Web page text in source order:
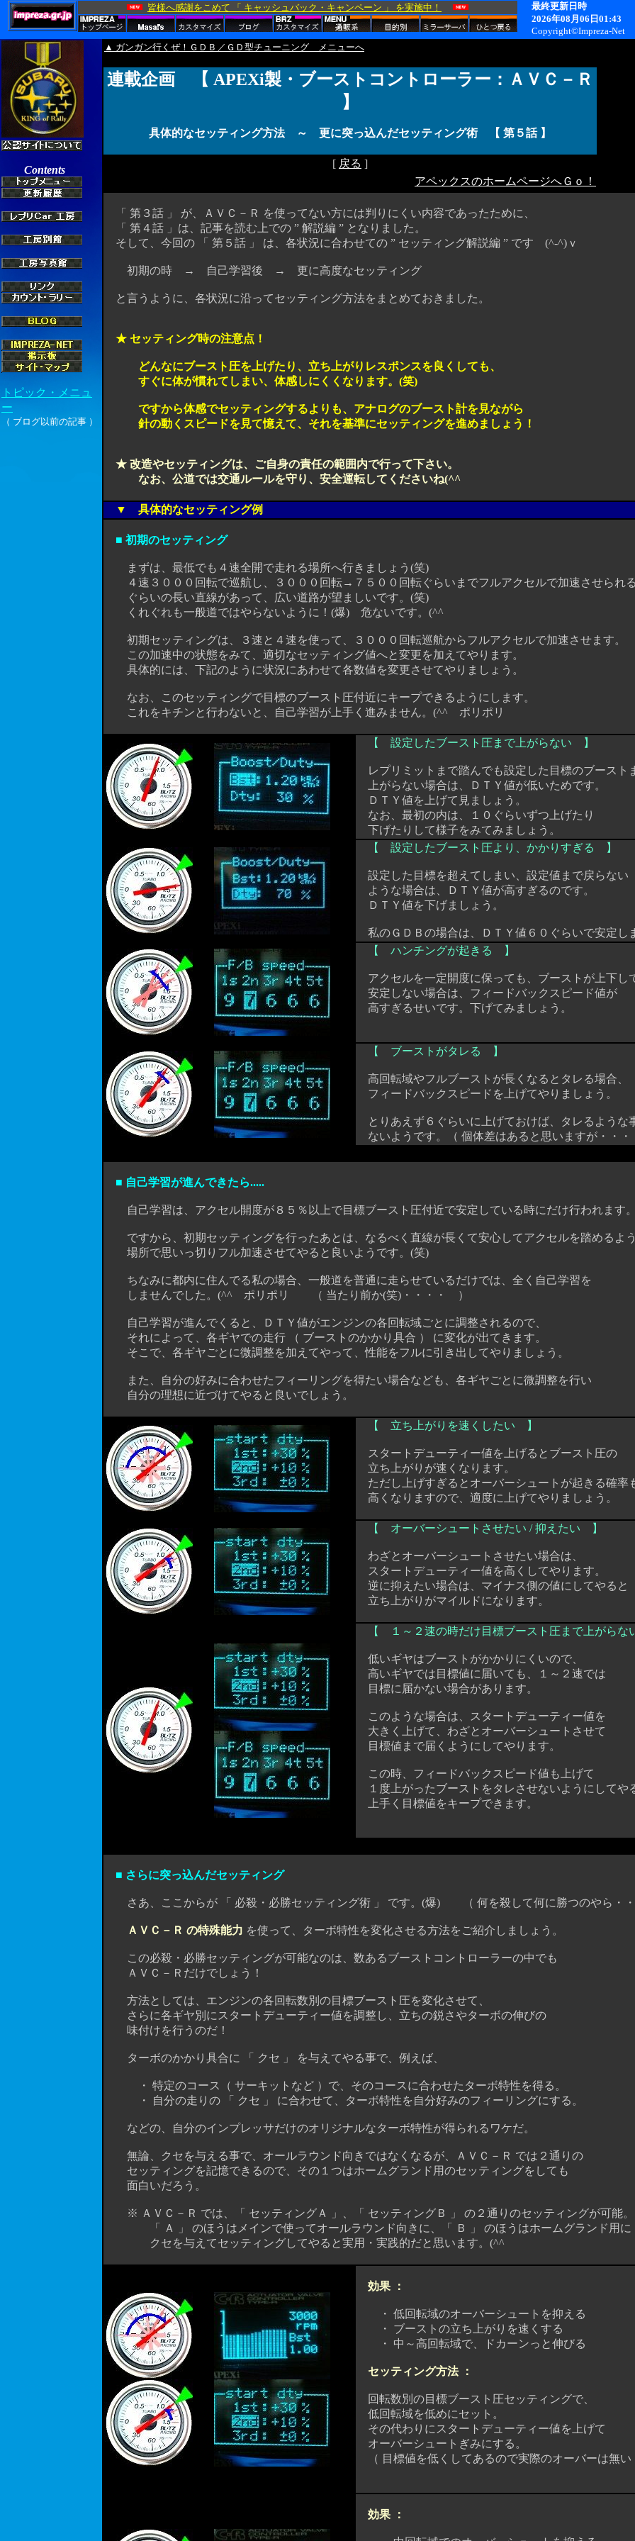
▲ ガンガン行くぜ！ＧＤＢ／ＧＤ型チューニング メニューへ
連載企画 【 APEXi製・ブーストコントローラー：ＡＶＣ－Ｒ
】
具体的なセッティング方法 ～ 更に突っ込んだセッティング術 【 第５話 】
[ 戻る ]
アペックスのホームページへＧｏ！
「 第３話 」 が、ＡＶＣ－Ｒ を使ってない方には判りにくい内容であったために、
「 第４話 」は、記事を読む上での ” 解説編 ” となりました。
そして、今回の 「 第５話 」 は、各状況に合わせての ” セッティング解説編 ” です (^-^)ｖ
初期の時 → 自己学習後 → 更に高度なセッティング
と言うように、各状況に沿ってセッティング方法をまとめておきました。
★ セッティング時の注意点！
どんなにブースト圧を上げたり、立ち上がりレスポンスを良くしても、
すぐに体が慣れてしまい、体感しにくくなります。(笑)
ですから体感でセッティングするよりも、アナログのブースト計を見ながら
針の動くスピードを見て憶えて、それを基準にセッティングを進めましょう！
★ 改造やセッティングは、ご自身の責任の範囲内で行って下さい。
なお、公道では交通ルールを守り、安全運転してくださいね(^^ゞ
▼ 具体的なセッティング例
■ 初期のセッティング
まずは、最低でも４速全開で走れる場所へ行きましょう(笑)
４速３０００回転で巡航し、３０００回転→７５００回転ぐらいまでフルアクセルで加速させられ
ぐらいの長い直線があって、広い道路が望ましいです。(笑)
くれぐれも一般道ではやらないように！(爆) 危ないです。(^^ゞ
初期セッティングは、３速と４速を使って、３０００回転巡航からフルアクセルで加速させます。
この加速中の状態をみて、適切なセッティング値へと変更を加えてやります。
具体的には、下記のように状況にあわせて各数値を変更させてやりましょう。
なお、このセッティングで目標のブースト圧付近にキープできるようにします。
これをキチンと行わないと、自己学習が上手く進みません。(^^ゞポリポリ
【 設定したブースト圧まで上がらない 】
レプリミットまで踏んでも設定した目標のブースト
上がらない場合は、ＤＴＹ値が低いためです。
ＤＴＹ値を上げて見ましょう。
なお、最初の内は、１０ぐらいずつ上げたり
下げたりして様子をみてみましょう。
【 設定したブースト圧より、かかりすぎる 】
設定した目標を超えてしまい、設定値まで戻らない
ような場合は、ＤＴＹ値が高すぎるのです。
ＤＴＹ値を下げましょう。
私のＧＤＢの場合は、ＤＴＹ値６０ぐらいで安定し
【 ハンチングが起きる 】
アクセルを一定開度に保っても、ブーストが上下し
安定しない場合は、フィードバックスピード値が
高すぎるせいです。下げてみましょう。
【 ブーストがタレる 】
高回転域やフルブーストが長くなるとタレる場合、
フィードバックスピードを上げてやりましょう。
とりあえず６ぐらいに上げておけば、タレるような
ないようです。（ 個体差はあると思いますが・・・
■ 自己学習が進んできたら.....
自己学習は、アクセル開度が８５％以上で目標ブースト圧付近で安定している時にだけ行われます
ですから、初期セッティングを行ったあとは、なるべく直線が長くて安心してアクセルを踏めるよ
場所で思いっ切りフル加速させてやると良いようです。(笑)
ちなみに都内に住んでる私の場合、一般道を普通に走らせているだけでは、全く自己学習を
しませんでした。(^^ゞポリポリ （ 当たり前か(笑)・・・・ ）
自己学習が進んでくると、ＤＴＹ値がエンジンの各回転域ごとに調整されるので
それによって、各ギヤでの走行 （ ブーストのかかり具合 ） に変化が出てきます。
そこで、各ギヤごとに微調整を加えてやって、性能をフルに引き出してやりましょう。
また、自分の好みに合わせたフィーリングを得たい場合なども、各ギヤごとに微調整を行い
自分の理想に近づけてやると良いでしょう。
【 立ち上がりを速くしたい 】
スタートデューティー値を上げるとブースト圧の
立ち上がりが速くなります。
ただし上げすぎるとオーバーシュートが起きる確率
高くなりますので、適度に上げてやりましょう。
【 オーバーシュートさせたい / 抑えたい 】
わざとオーバーシュートさせたい場合は、
スタートデューティー値を高くしてやります。
逆に抑えたい場合は、マイナス側の値にしてやると
立ち上がりがマイルドになります。
【 １～２速の時だけ目標ブースト圧まで上がら
低いギヤはブーストがかかりにくいので、
高いギヤでは目標値に届いても、１～２速では
目標に届かない場合があります。
このような場合は、スタートデューティー値を
大きく上げて、わざとオーバーシュートさせて
目標値まで届くようにしてやります。
この時、フィードバックスピード値も上げて
１度上がったブーストをタレさせないようにしてや
上手く目標値をキープできます。
■ さらに突っ込んだセッティング
さあ、ここからが 「 必殺・必勝セッティング術 」 です。(爆) （ 何を殺して何に勝つのやら・
ＡＶＣ－Ｒ の特殊能力 を使って、ターボ特性を変化させる方法をご紹介しましょう。
この必殺・必勝セッティングが可能なのは、数あるブーストコントローラーの中でも
ＡＶＣ－Ｒだけでしょう！
方法としては、エンジンの各回転数別の目標ブースト圧を変化させて、
さらに各ギヤ別にスタートデューティー値を調整し、立ちの鋭さやターボの伸びの
味付けを行うのだ！
ターボのかかり具合に 「 クセ 」 を与えてやる事で、例えば、
・ 特定のコース（ サーキットなど ）で、そのコースに合わせたターボ特性を得る。
・ 自分の走りの 「 クセ 」 に合わせて、ターボ特性を自分好みのフィーリングにする。
などの、自分のインプレッサだけのオリジナルなターボ特性が得られるワケだ。
無論、クセを与える事で、オールラウンド向きではなくなるが、ＡＶＣ－Ｒ では２通りの
セッティングを記憶できるので、その１つはホームグランド用のセッティングをしても
面白いだろう。
※ ＡＶＣ－Ｒ では、「 セッティングＡ 」、「 セッティングＢ 」 の２通りのセッティングが可能。
「 Ａ 」 のほうはメインで使ってオールラウンド向きに、「 Ｂ 」 のほうはホームグランド用に
クセを与えてセッティングしてやると実用・実践的だと思います。(^^ゞ
効果 ：
・ 低回転域のオーバーシュートを抑える
・ ブーストの立ち上がりを速くする
・ 中～高回転域で、ドカーンっと伸びる
セッティング方法 ：
回転数別の目標ブースト圧セッティングで、
低回転域を低めにセット。
その代わりにスタートデューティー値を上げて
オーバーシュートぎみにする。
（ 目標値を低くしてあるので実際のオーバーは無い
効果 ：